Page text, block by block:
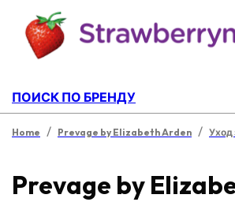
ПОИСК ПО БРЕНДУ
Home / Prevage by Elizabeth Arden / Уход
Prevage by